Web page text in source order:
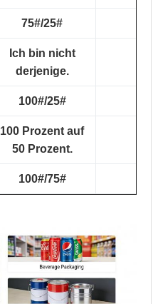
75#/25#
Ich bin nicht
derjenige.
100#/25#
100 Prozent auf
50 Prozent.
100#/75#